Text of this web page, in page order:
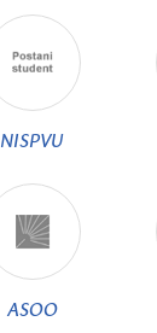
NISPVU
ASOO